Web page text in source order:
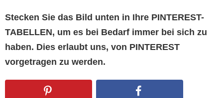
Stecken Sie das Bild unten in Ihre PINTEREST-
TABELLEN, um es bei Bedarf immer bei sich zu
haben. Dies erlaubt uns, von PINTEREST
vorgetragen zu werden.